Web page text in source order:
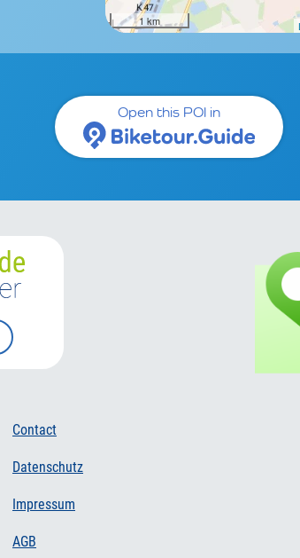
1 km
Open this POI in
Contact
Datenschutz
Impressum
AGB